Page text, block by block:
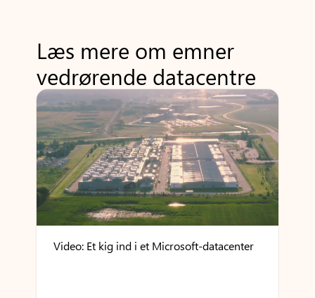
Læs mere om emner
vedrørende datacentre
Video: Et kig ind i et Microsoft-datacenter